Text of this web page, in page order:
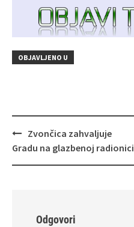
OBJAVLJENO U
Navigacija
objava
Zvončica zahvaljuje
Gradu na glazbenoj radionici
Odgovori